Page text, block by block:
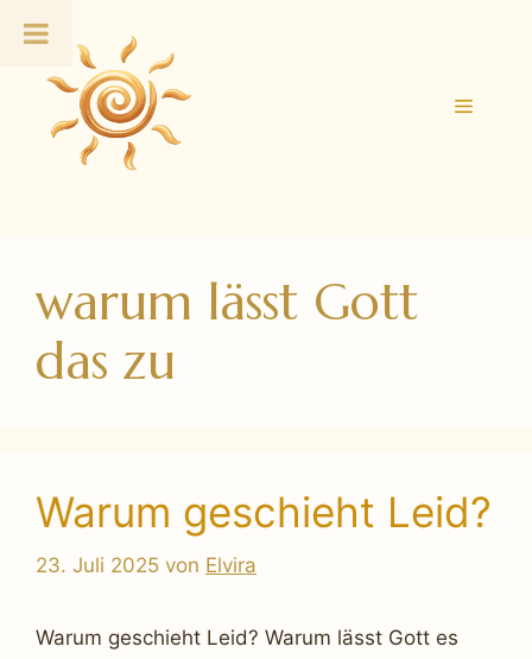
Inhalt
springen
Menü
warum lässt Gott
das zu
Warum geschieht Leid?
23. Juli 2025 von Elvira
Warum geschieht Leid? Warum lässt Gott es